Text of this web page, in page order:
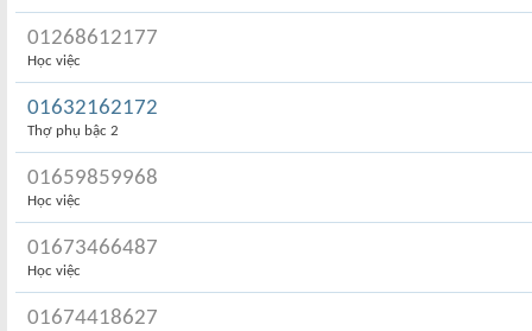
01268612177
Học việc
01632162172
Thợ phụ bậc 2
01659859968
Học việc
01673466487
Học việc
01674418627